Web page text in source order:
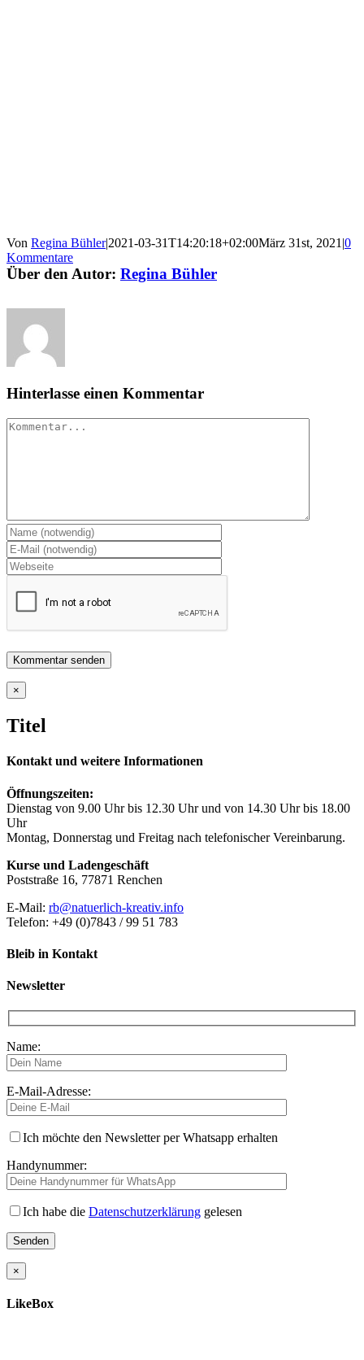
Von Regina Bühler|2021-03-31T14:20:18+02:00März 31st, 2021 |0
Kommentare
Über den Autor: Regina Bühler
Hinterlasse einen Kommentar
Kommentar
Close
product
view
×
Titel
Kontakt und weitere Informationen
Öffnungszeiten:
Dienstag von 9.00 Uhr bis 12.30 Uhr und von 14.30 Uhr bis 18.00
Uhr
Montag, Donnerstag und Freitag nach telefonischer Vereinbarung.
Kurse und Ladengeschäft
Poststraße 16, 77871 Renchen
E-Mail: rb@natuerlich-kreativ.info
Telefon: +49 (0)7843 / 99 51 783
Bleib in Kontakt
Newsletter
Name:
E-Mail-Adresse:
Ich möchte den Newsletter per Whatsapp erhalten
Handynummer:
Ich habe die Datenschutzerklärung gelesen
×
LikeBox